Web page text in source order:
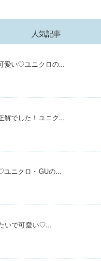
人気記事
愛い♡ユニクロの...
でした！ユニク...
ユニクロ・GUの...
いで可愛い♡...